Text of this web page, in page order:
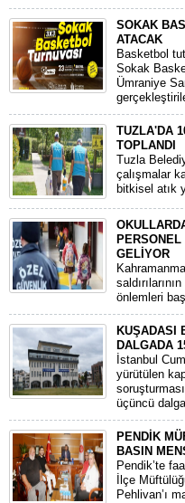
SOKAK
ATACAK
Basketbol
Sokak
Ümraniye
TUZLA'DA
TOPLANDI
Tuzla
çalışmalar
bitkisel atık
GELİYOR
önlemleri
KUŞADASI
DALGADA
​İstanbul
yürütülen
üçüncü
PENDİK
BASIN
​Pendik’te
İlçe
Pehlivan’ı